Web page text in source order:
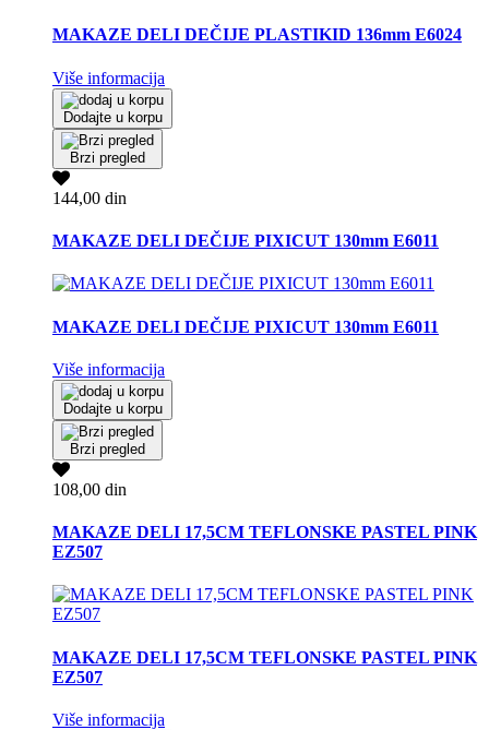
MAKAZE DELI DEČIJE PLASTIKID 136mm E6024
Više informacija
Dodajte u korpu
Brzi pregled
144,00 din
MAKAZE DELI DEČIJE PIXICUT 130mm E6011
MAKAZE DELI DEČIJE PIXICUT 130mm E6011
Više informacija
Dodajte u korpu
Brzi pregled
108,00 din
MAKAZE DELI 17,5CM TEFLONSKE PASTEL PINK
EZ507
MAKAZE DELI 17,5CM TEFLONSKE PASTEL PINK
EZ507
Više informacija